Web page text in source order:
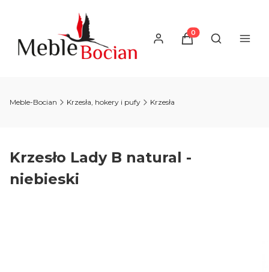
Produkty w
Otwórz
Meble-Bocian Krzesła, hokery i pufy Krzesła
Krzesło Lady B natural -
niebieski